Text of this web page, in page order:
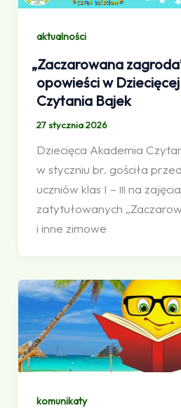
aktualności
„Zaczarowana
opowieści w
Czytania Bajek
27 stycznia 2026
Dziecięca Akademia
w styczniu br. gościła
uczniów klas I – III na
zatytułowanych
i inne zimowe
komunikaty